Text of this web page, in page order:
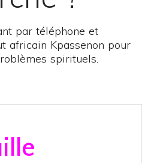
par téléphone et
africain Kpassenon pour
spirituels.